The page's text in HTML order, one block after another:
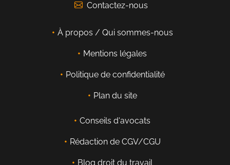
Contactez-nous
À propos / Qui sommes-nous
Mentions légales
Politique de confidentialité
Plan du site
Conseils d'avocats
Rédaction de CGV/CGU
Blog droit du travail